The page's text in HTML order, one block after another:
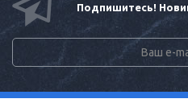
Подпишитесь!